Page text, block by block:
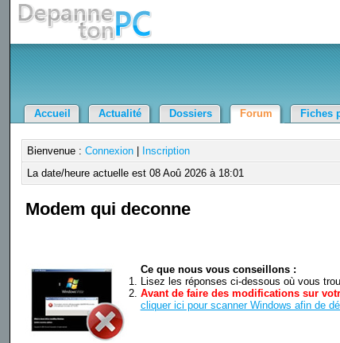
Accueil Actualité Dossiers Forum Fiches
Bienvenue : Connexion|
Inscription
La date/heure actuelle est 08 Aoû 2026 à 18:01
Modem qui deconne
Ce que nous vous conseillons :
Lisez les réponses ci-dessous où vous
Avant de faire des modifications sur
cliquer ici pour scanner Windows afin de